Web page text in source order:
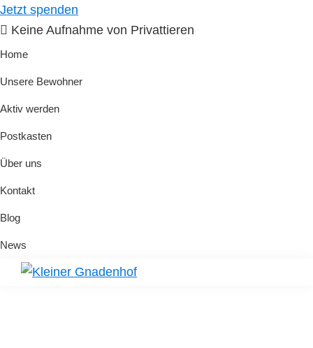
Skip
to
primary
Skip
to
main
Jetzt spenden
Keine Aufnahme von Privattieren
Home
Unsere Bewohner
Aktiv werden
Postkasten
Über uns
Kontakt
Blog
News